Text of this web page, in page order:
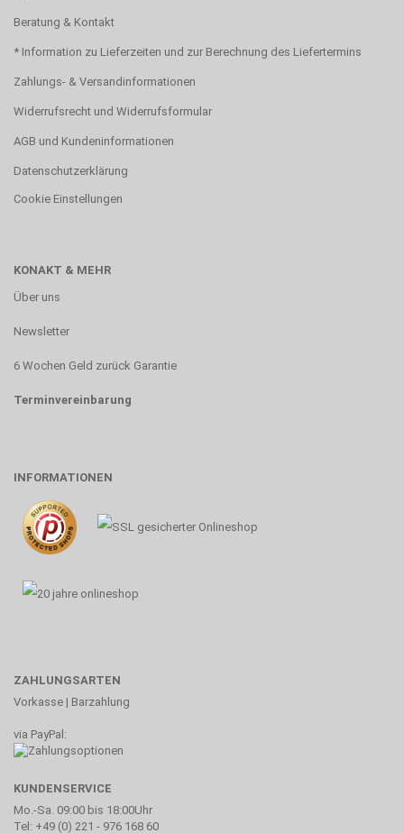
Beratung & Kontakt
* Information zu Lieferzeiten und zur Berechnung des Liefertermins
Zahlungs- & Versandinformationen
Widerrufsrecht und Widerrufsformular
AGB und Kundeninformationen
Datenschutzerklärung
Cookie Einstellungen
KONAKT & MEHR
Über uns
Newsletter
6 Wochen Geld zurück Garantie
Terminvereinbarung
INFORMATIONEN
ZAHLUNGSARTEN
Vorkasse | Barzahlung
via PayPal:
KUNDENSERVICE
Mo.-Sa. 09:00 bis 18:00Uhr
Tel: +49 (0) 221 - 976 168 60